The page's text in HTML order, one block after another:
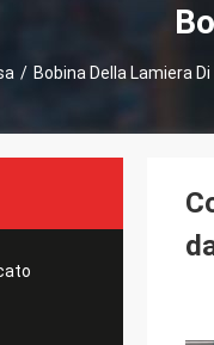
/ Bobina Della Lamiera